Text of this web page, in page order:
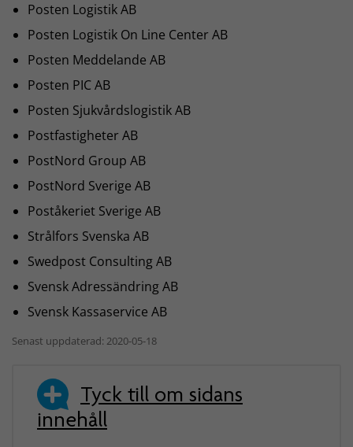
Posten Logistik AB
Posten Logistik On Line Center AB
Posten Meddelande AB
Posten PIC AB
Posten Sjukvårdslogistik AB
Postfastigheter AB
PostNord Group AB
PostNord Sverige AB
Poståkeriet Sverige AB
Strålfors Svenska AB
Swedpost Consulting AB
Svensk Adressändring AB
Svensk Kassaservice AB
Senast uppdaterad: 2020-05-18
Tyck till om sidans
innehåll